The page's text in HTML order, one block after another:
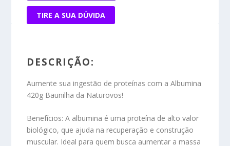
TIRE A SUA DÚVIDA
DESCRIÇÃO:
Aumente sua ingestão de proteínas com a Albumina
420g Baunilha da Naturovos!
Benefícios: A albumina é uma proteína de alto valor
biológico, que ajuda na recuperação e construção
muscular. Ideal para quem busca aumentar a massa